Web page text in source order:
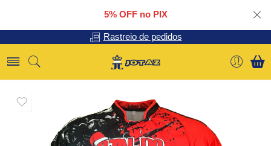
5% OFF no PIX
Rastreio de pedidos